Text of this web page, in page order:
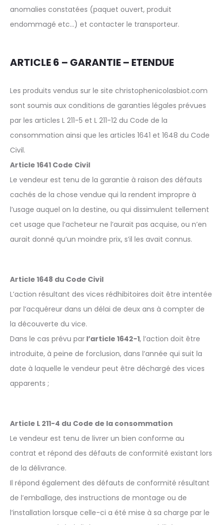
anomalies constatées (paquet ouvert, produit
endommagé etc…) et contacter le transporteur.
ARTICLE 6 – GARANTIE – ETENDUE
Les produits vendus sur le site christophenicolasbiot.com
sont soumis aux conditions de garanties légales prévues
par les articles L 211-5 et L 211-12 du Code de la
consommation ainsi que les articles 1641 et 1648 du Code
Civil.
Article 1641 Code Civil
Le vendeur est tenu de la garantie à raison des défauts
cachés de la chose vendue qui la rendent impropre à
l’usage auquel on la destine, ou qui dissimulent tellement
cet usage que l’acheteur ne l’aurait pas acquise, ou n’en
aurait donné qu’un moindre prix, s’il les avait connus.
Article 1648 du Code Civil
L’action résultant des vices rédhibitoires doit être intentée
par l’acquéreur dans un délai de deux ans à compter de
la découverte du vice.
Dans le cas prévu par l’article 1642-1, l’action doit être
introduite, à peine de forclusion, dans l’année qui suit la
date à laquelle le vendeur peut être déchargé des vices
apparents ;
Article L 211-4 du Code de la consommation
Le vendeur est tenu de livrer un bien conforme au
contrat et répond des défauts de conformité existant lors
de la délivrance.
Il répond également des défauts de conformité résultant
de l’emballage, des instructions de montage ou de
l’installation lorsque celle-ci a été mise à sa charge par le